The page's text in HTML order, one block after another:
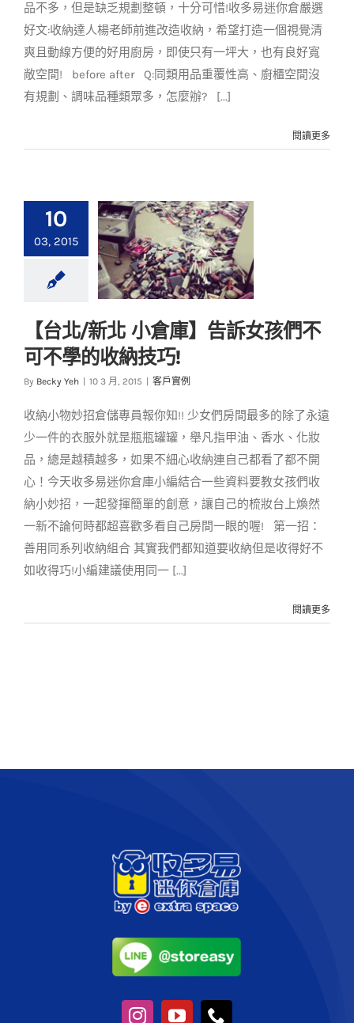
品不多，但是缺乏規劃整頓，十分可惜!收多易迷你倉嚴選
好文:收納達人楊老師前進改造收納，希望打造一個視覺清
爽且動線方便的好用廚房，即使只有一坪大，也有良好寬
敞空間! before after Q:同類用品重覆性高、廚櫃空間沒
有規劃、調味品種類眾多，怎麼辦? [...]
閱讀更多
10
03, 2015
【台北/新北 小倉庫】
告訴女孩們不可不學
的收納技巧!
【台北/新北 小倉庫】告訴女孩們不
可不學的收納技巧!
By Becky Yeh 10 3 月, 2015 客戶實例
收納小物妙招倉儲專員報你知!! 少女們房間最多的除了永遠
少一件的衣服外就昰瓶瓶罐罐，舉凡指甲油、香水、化妝
品，總是越積越多，如果不細心收納連自己都看了都不開
心！今天收多易迷你倉庫小編結合一些資料要教女孩們收
納小妙招，一起發揮簡單的創意，讓自己的梳妝台上煥然
一新不論何時都超喜歡多看自己房間一眼的喔! 第一招：
善用同系列收納組合 其實我們都知道要收納但是收得好不
如收得巧!小編建議使用同一 [...]
閱讀更多